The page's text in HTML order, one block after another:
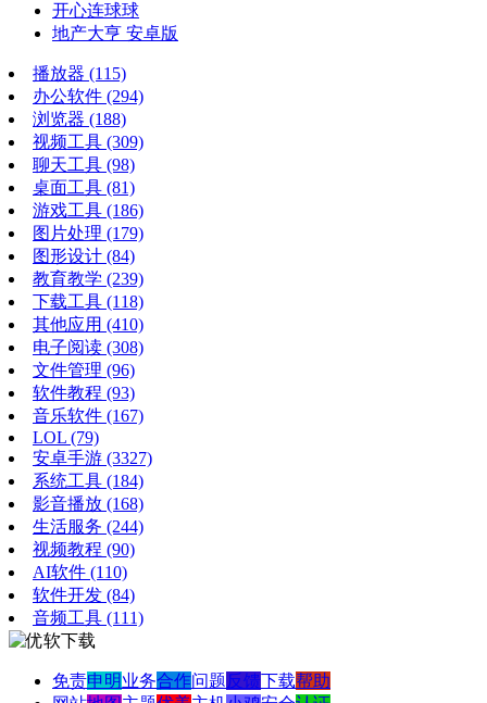
开心连球球
地产大亨 安卓版
播放器 (115)
办公软件 (294)
浏览器 (188)
视频工具 (309)
聊天工具 (98)
桌面工具 (81)
游戏工具 (186)
图片处理 (179)
图形设计 (84)
教育教学 (239)
下载工具 (118)
其他应用 (410)
电子阅读 (308)
文件管理 (96)
软件教程 (93)
音乐软件 (167)
LOL (79)
安卓手游 (3327)
系统工具 (184)
影音播放 (168)
生活服务 (244)
视频教程 (90)
AI软件 (110)
软件开发 (84)
音频工具 (111)
免责申明业务合作问题反馈下载帮助